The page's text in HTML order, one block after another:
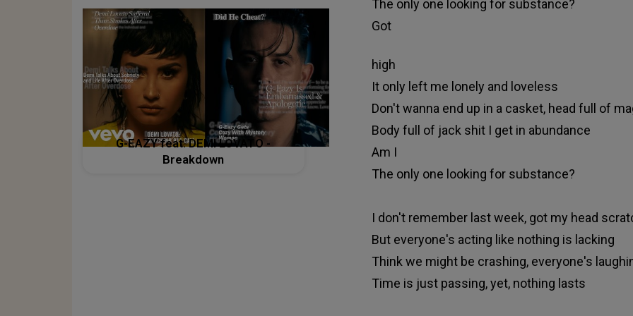
The only one looking for substance?
Got
high
It only left me lonely and loveless
Don't wanna end up in a casket, head full of
Body full of jack shit I get in abundance
Am I
The only one looking for substance?
I don't remember last week, got my head
But everyone's acting like nothing is lacking
Think we might be crashing, everyone's
Time is just passing, yet, nothing lasts
G-EAZY feat. DEMI LOVATO -
Breakdown